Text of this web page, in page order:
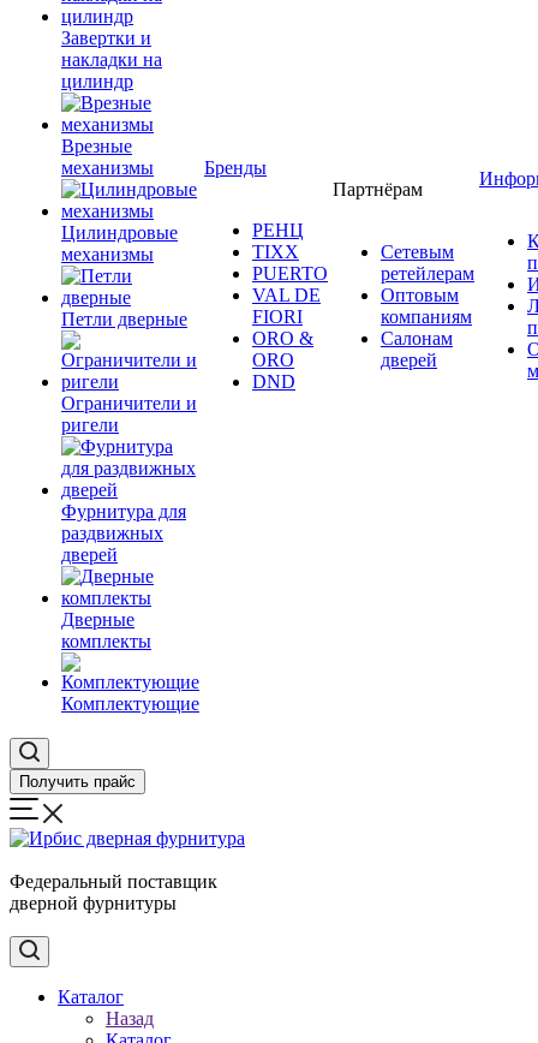
Завертки и
накладки на
цилиндр
Врезные
механизмы
Цилиндровые
механизмы
Петли дверные
Ограничители и
ригели
Фурнитура для
раздвижных
дверей
Дверные
комплекты
Комплектующие
Бренды
РЕНЦ
TIXX
PUERTO
VAL DE
FIORI
ORO &
ORO
DND
Партнёрам
Сетевым
ретейлерам
Оптовым
компаниям
Салонам
дверей
Получить прайс
Федеральный поставщик
дверной фурнитуры
Каталог
Назад